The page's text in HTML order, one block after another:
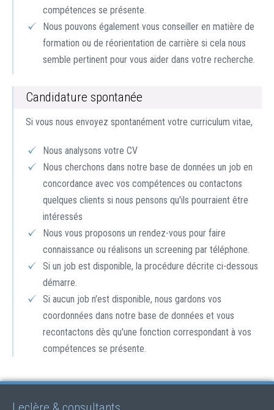
compétences se présente.
Nous pouvons également vous conseiller en matière de
formation ou de réorientation de carrière si cela nous
semble pertinent pour vous aider dans votre recherche.
Candidature spontanée
Si vous nous envoyez spontanément votre curriculum vitae,
Nous analysons votre CV
Nous cherchons dans notre base de données un job en
concordance avec vos compétences ou contactons
quelques clients si nous pensons qu'ils pourraient être
intéressés
Nous vous proposons un rendez-vous pour faire
connaissance ou réalisons un screening par téléphone.
Si un job est disponible, la procédure décrite ci-dessous
démarre.
Si aucun job n'est disponible, nous gardons vos
coordonnées dans notre base de données et vous
recontactons dès qu'une fonction correspondant à vos
compétences se présente.